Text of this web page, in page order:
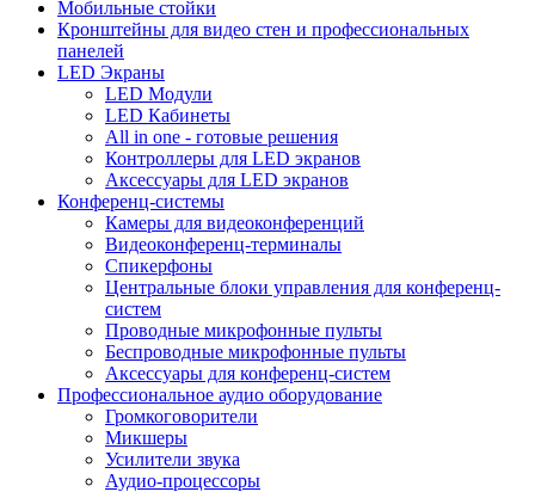
Мобильные стойки
Кронштейны для видео стен и профессиональных
панелей
LED Экраны
LED Модули
LED Кабинеты
All in one - готовые решения
Контроллеры для LED экранов
Аксессуары для LED экранов
Конференц-системы
Камеры для видеоконференций
Видеоконференц-терминалы
Спикерфоны
Центральные блоки управления для конференц-
систем
Проводные микрофонные пульты
Беспроводные микрофонные пульты
Аксессуары для конференц-систем
Профессиональное аудио оборудование
Громкоговорители
Микшеры
Усилители звука
Аудио-процессоры